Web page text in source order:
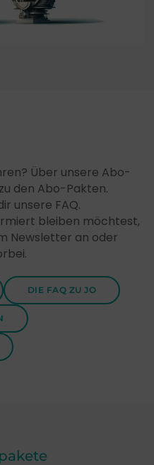
Über unsere Abo-
den Abo-Pakten.
unsere FAQ.
bleiben möchtest,
Newsletter an oder
DIE FAQ ZU JO